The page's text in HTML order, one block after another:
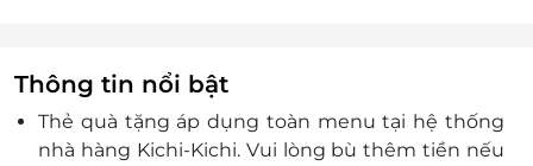
Lô F41, Tầng 1, TTTM Aeon Mall Tân Phú, 30 Bờ Bao
Tân Thắng, Tân Phú, Hồ Chí Minh
261-263 Nguyễn Hồng Đào, P.14, Q.Tân Bình, Hồ Chí
Minh
Thông tin nổi bật
Thẻ quà tặng áp dụng toàn menu tại hệ thống
nhà hàng Kichi-Kichi. Vui lòng bù thêm tiền nếu